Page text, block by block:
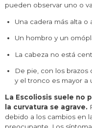
pueden observar uno o
Una cadera más alta o
Un hombro y un
La cabeza no está
De pie, con los
y el tronco es mayor a
La Escoliosis suele no
la curvatura se agrave.
debido a los cambios en
preocupante. Los